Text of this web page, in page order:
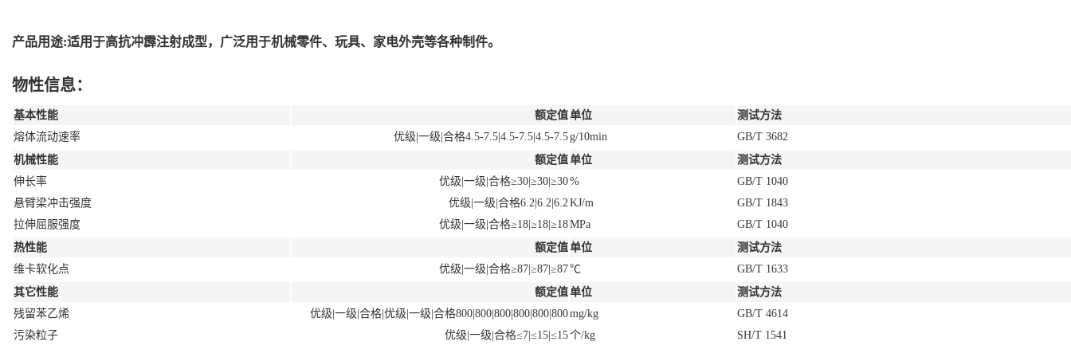
产品用途:适用于高抗冲霹注射成型，广泛用于机械零件、玩具、家电外壳等各种制件。
物性信息：
基本性能 额定值单位
测试方法
熔体流动速率
优级|一级|合格4.5-7.5|4.5-7.5|4.5-7.5g/10min
GB/T 3682
机械性能
额定值单位
测试方法
伸长率
优级|一级|合格≥30|≥30|≥30%
GB/T 1040
悬臂梁冲击强度
优级|一级|合格6.2|6.2|6.2KJ/m
GB/T 1843
拉伸屈服强度
优级|一级|合格≥18|≥18|≥18MPa
GB/T 1040
热性能
额定值单位
测试方法
维卡软化点
优级|一级|合格≥87|≥87|≥87℃
GB/T 1633
其它性能
额定值单位
测试方法
残留苯乙烯
优级|一级|合格|优级|一级|合格800|800|800|800|800|800mg/kg
GB/T 4614
污染粒子
优级|一级|合格≤7|≤15|≤15个/kg SH/T 1541